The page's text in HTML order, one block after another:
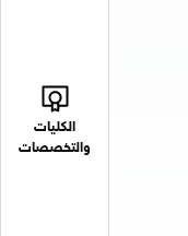
الكليات
والتخصصات